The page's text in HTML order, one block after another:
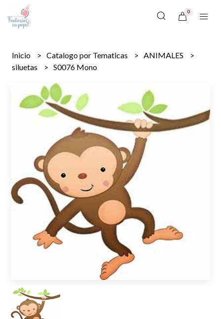
0
Inicio Catalogo por Tematicas
ANIMALES
siluetas
S0076 Mono